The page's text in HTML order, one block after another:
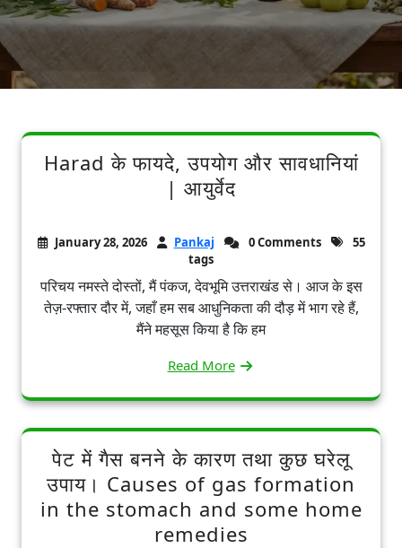
Harad के फायदे, उपयोग और सावधानियां
| आयुर्वेद
January 28, 2026 Pankaj 0 Comments
55
tags
परिचय नमस्ते दोस्तों, मैं पंकज, देवभूमि उत्तराखंड से। आज के इस
तेज़-रफ्तार दौर में, जहाँ हम सब आधुनिकता की दौड़ में भाग रहे हैं,
मैंने महसूस किया है कि हम
Read More
पेट में गैस बनने के कारण तथा कुछ घरेलू
उपाय। Causes of gas formation
in the stomach and some home
remedies